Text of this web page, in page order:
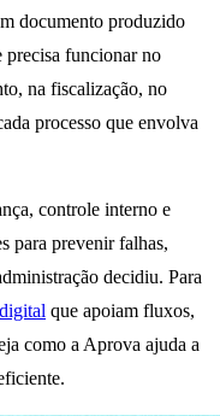
documento produzido
precisa funcionar no
na fiscalização, no
processo que envolva
controle interno e
para prevenir falhas,
decidiu. Para
que apoiam fluxos,
como a Aprova ajuda a